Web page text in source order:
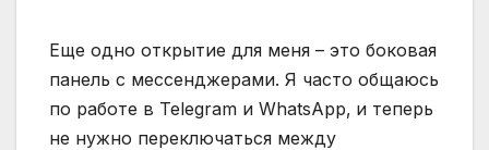
Еще одно открытие для меня – это боковая
панель с мессенджерами. Я часто общаюсь
по работе в Telegram и WhatsApp‚ и теперь
не нужно переключаться между